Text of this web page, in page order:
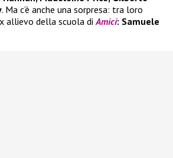
. Ma c’è anche una sorpresa: tra loro
allievo della scuola diAmici: Samuele